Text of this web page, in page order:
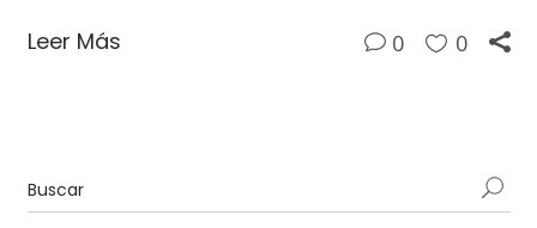
Leer Más 0 0